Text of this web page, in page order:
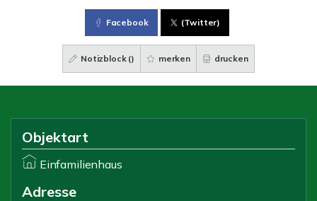
Facebook (Twitter)
Notizblock () merken drucken
Objektart
Einfamilienhaus
Adresse